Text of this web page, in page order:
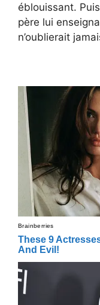
éblouissant.
père lui
n’oublierait